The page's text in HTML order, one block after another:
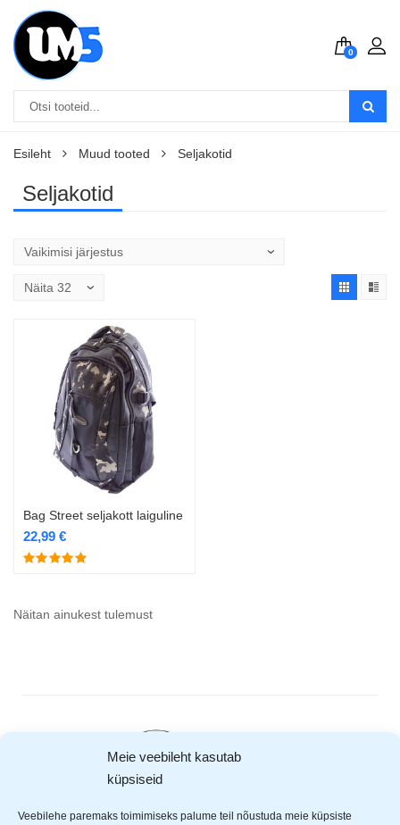
Meie veebileht kasutab
küpsiseid
Veebilehe paremaks toimimiseks palume teil nõustuda meie küpsiste
0
Esileht Muud tooted Seljakotid
Seljakotid
Bag Street seljakott laiguline
22,99 €
Näitan ainukest tulemust